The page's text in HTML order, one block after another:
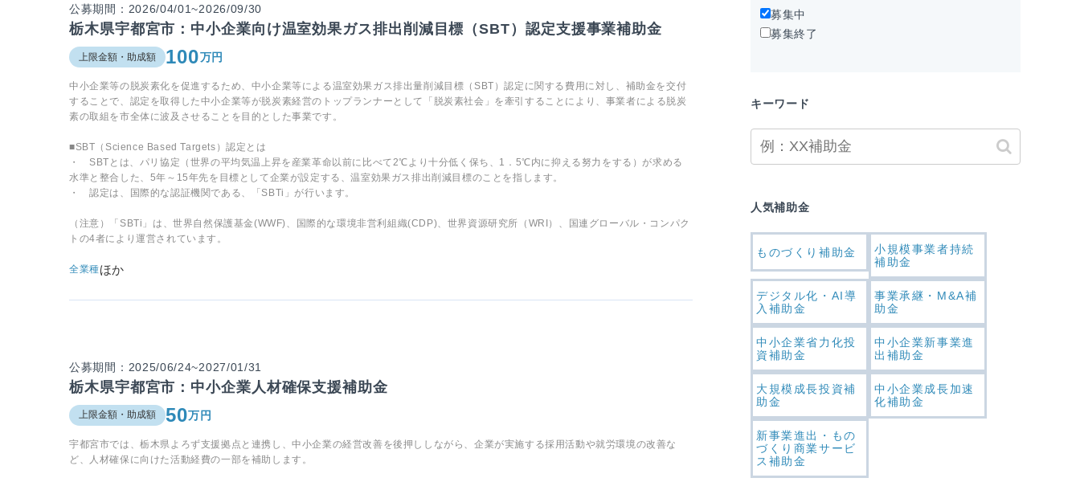
公募期間：2026/04/01~2026/09/30
栃木県宇都宮市：中小企業向け温室効果ガス排出削減目標（SBT）認定支援事業補助金
上限金額・助成額 100万円
中小企業等の脱炭素化を促進するため、中小企業等による温室効果ガス排出量削減目標（SBT）認定に関する費用に対し、補助金を交付
することで、認定を取得した中小企業等が脱炭素経営のトップランナーとして「脱炭素社会」を牽引することにより、事業者による脱炭
素の取組を市全体に波及させることを目的とした事業です。
■SBT（Science Based Targets）認定とは
・ SBTとは、パリ協定（世界の平均気温上昇を産業革命以前に比べて2℃より十分低く保ち、1．5℃内に抑える努力をする）が求める
水準と整合した、5年～15年先を目標として企業が設定する、温室効果ガス排出削減目標のことを指します。
・ 認定は、国際的な認証機関である、「SBTi」が行います。
（注意）「SBTi」は、世界自然保護基金(WWF)、国際的な環境非営利組織(CDP)、世界資源研究所（WRI）、国連グローバル・コンパク
トの4者により運営されています。
全業種ほか
公募期間：2025/06/24~2027/01/31
栃木県宇都宮市：中小企業人材確保支援補助金
上限金額・助成額 50万円
宇都宮市では、栃木県よろず支援拠点と連携し、中小企業の経営改善を後押ししながら、企業が実施する採用活動や就労環境の改善な
ど、人材確保に向けた活動経費の一部を補助します。
募集中
募集終了
キーワード
人気補助金
ものづくり補助金
小規模事業者持続
補助金
デジタル化・AI導
入補助金
事業承継・M&A補
助金
中小企業省力化投
資補助金
中小企業新事業進
出補助金
大規模成長投資補
助金
中小企業成長加速
化補助金
新事業進出・もの
づくり商業サービ
ス補助金